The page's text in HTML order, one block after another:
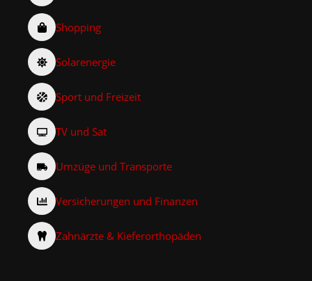
Shopping
Solarenergie
Sport und Freizeit
TV und Sat
Umzüge und Transporte
Versicherungen und Finanzen
Zahnärzte & Kieferorthopäden